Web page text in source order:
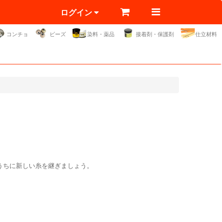
ログイン
コンチョ ビーズ 染料・薬品 接着剤・保護剤 仕立材料
に新しい糸を継ぎましょう。